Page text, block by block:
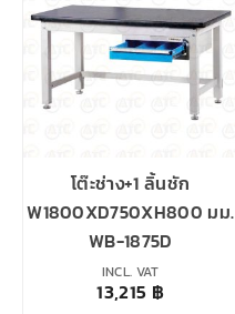
โต๊ะช่าง+1 ลิ้นชัก
W1800XD750XH800 มม.
WB-1875D
INCL. VAT
13,215 ฿